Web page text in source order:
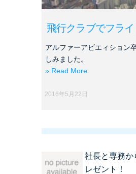
飛行クラブでフライ
アルファーアビエィション
しみました。
» Read More
2016年5月22日
社長と専務
レゼント！